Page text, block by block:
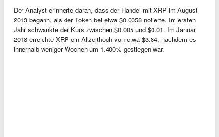
Der Analyst erinnerte daran, dass der Handel mit XRP im August
2013 begann, als der Token bei etwa $0.0058 notierte. Im ersten
Jahr schwankte der Kurs zwischen $0.005 und $0.01. Im Januar
2018 erreichte XRP ein Allzeithoch von etwa $3.84, nachdem es
innerhalb weniger Wochen um 1.400% gestiegen war.